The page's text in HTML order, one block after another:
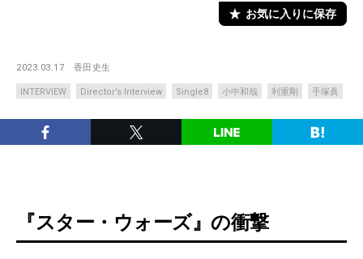
お気に入りに保存
2023.03.17 香田史生
INTERVIEW Director’s Interview Single8 小中和哉 利重剛 手塚眞
『スター・ウォーズ』の衝撃